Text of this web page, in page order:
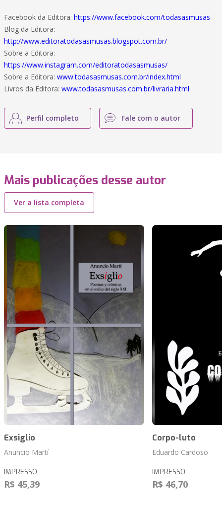
Facebook da Editora: https://www.facebook.com/todasasmusas
Blog da Editora:
http://www.editoratodasasmusas.blogspot.com.br/
Sobre a Editora:
https://www.instagram.com/editoratodasasmusas/
Sobre a Editora: www.todasasmusas.com.br/index.html
Livros da Editora: www.todasasmusas.com.br/livraria.html
Perfil completo Fale com o autor
Mais publicações desse autor
Ver a lista completa
Exsiglio
Anuncio Martí
IMPRESSO
R$ 45,39
Corpo-luto
Eduardo Cardoso
IMPRESSO
R$ 46,70